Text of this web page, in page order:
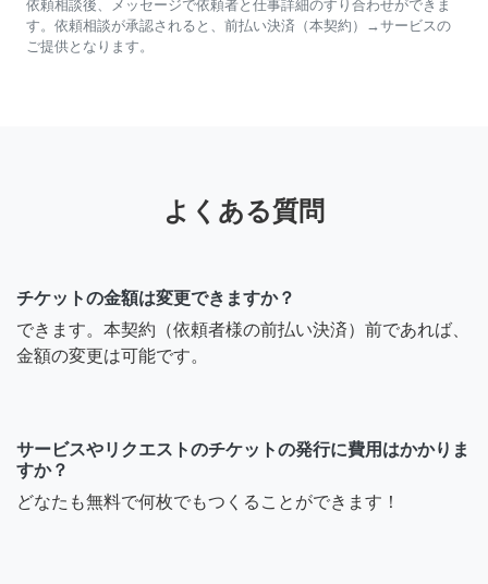
依頼相談後、メッセージで依頼者と仕事詳細のすり合わせができま
す。依頼相談が承認されると、前払い決済（本契約）→サービスの
ご提供となります。
よくある質問
チケットの金額は変更できますか？
できます。本契約（依頼者様の前払い決済）前であれば、
金額の変更は可能です。
サービスやリクエストのチケットの発行に費用はかかりま
すか？
どなたも無料で何枚でもつくることができます！